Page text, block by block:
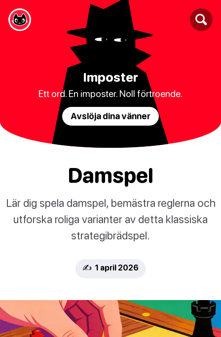
Imposter
Ett ord. En imposter. Noll förtroende.
Avslöja dina vänner
Damspel
Lär dig spela damspel, bemästra reglerna och
utforska roliga varianter av detta klassiska
strategibrädspel.
✍️ 1 april 2026